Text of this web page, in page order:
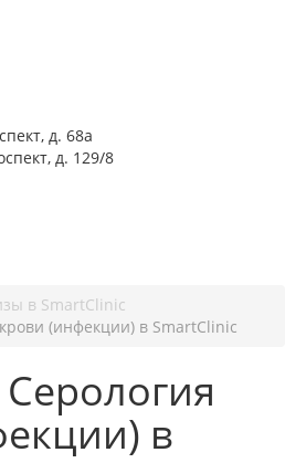
д. 68а
д. 129/8
в SmartClinic
(инфекции) в SmartClinic
в